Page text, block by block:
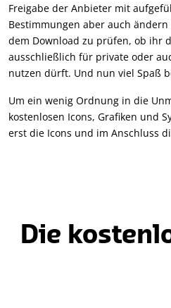
Freigabe der Anbieter mit
Bestimmungen aber auch
dem Download zu prüfen, ob ihr
ausschließlich für private oder
nutzen dürft. Und nun viel Spaß
Um ein wenig Ordnung in die
kostenlosen Icons, Grafiken und
erst die Icons und im Anschluss
Die